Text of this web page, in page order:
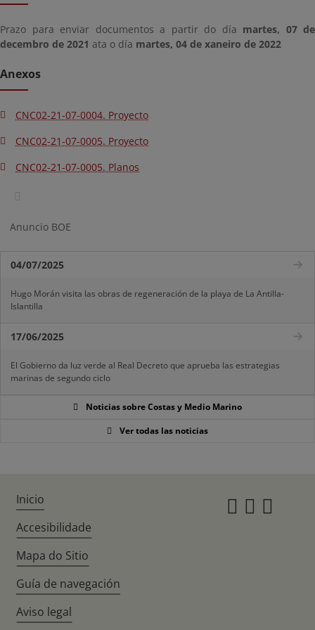
Prazo para enviar documentos a partir do día martes, 07 de
decembro de 2021 ata o día martes, 04 de xaneiro de 2022
Anexos
CNC02-21-07-0004. Proyecto
CNC02-21-07-0005. Proyecto
CNC02-21-07-0005. Planos
Anuncio BOE
04/07/2025
Hugo Morán visita las obras de regeneración de la playa de La Antilla-
Islantilla
17/06/2025
El Gobierno da luz verde al Real Decreto que aprueba las estrategias
marinas de segundo ciclo
Noticias sobre Costas y Medio Marino
Ver todas las noticias
Inicio
Accesibilidade
Mapa do Sitio
Guía de navegación
Aviso legal